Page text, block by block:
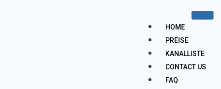
HOME
PREISE
KANALLISTE
CONTACT US
FAQ